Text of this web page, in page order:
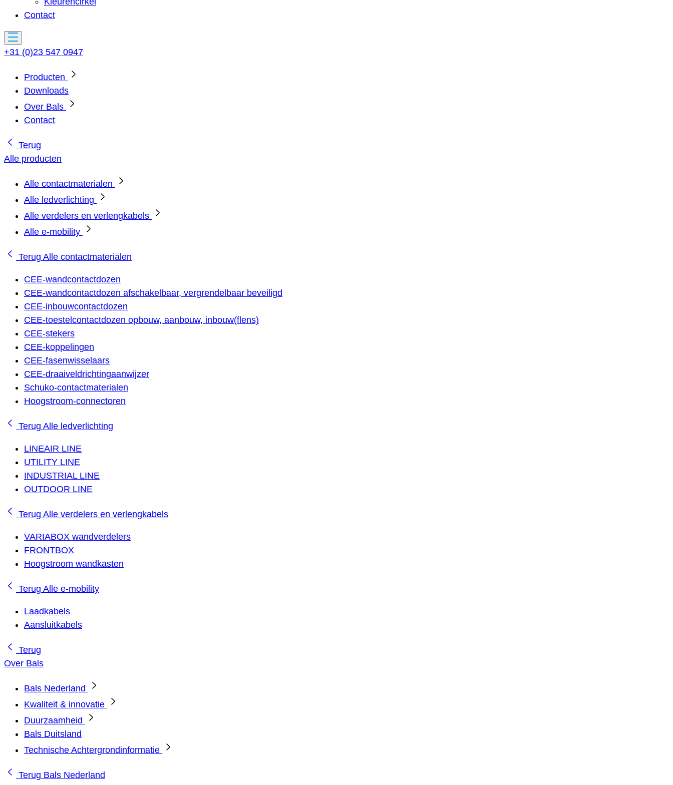
Contact
+31 (0)23 547 0947
Producten
Downloads
Over Bals
Contact
Terug
Alle producten
Alle contactmaterialen
Alle ledverlichting
Alle verdelers en verlengkabels
Alle e-mobility
Terug Alle contactmaterialen
CEE-wandcontactdozen
CEE-wandcontactdozen afschakelbaar, vergrendelbaar beveiligd
CEE-inbouwcontactdozen
CEE-toestelcontactdozen opbouw, aanbouw, inbouw(flens)
CEE-stekers
CEE-koppelingen
CEE-fasenwisselaars
CEE-draaiveldrichtingaanwijzer
Schuko-contactmaterialen
Hoogstroom-connectoren
Terug Alle ledverlichting
LINEAIR LINE
UTILITY LINE
INDUSTRIAL LINE
OUTDOOR LINE
Terug Alle verdelers en verlengkabels
VARIABOX wandverdelers
FRONTBOX
Hoogstroom wandkasten
Terug Alle e-mobility
Laadkabels
Aansluitkabels
Terug
Over Bals
Bals Nederland
Kwaliteit & innovatie
Duurzaamheid
Bals Duitsland
Technische Achtergrondinformatie
Terug Bals Nederland